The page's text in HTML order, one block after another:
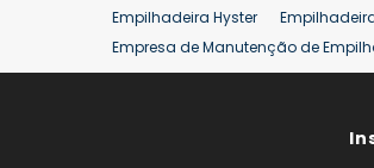
Empilhadeira Hyster
Empresa de Manutenção de
Locação Empilhadeira Hyster